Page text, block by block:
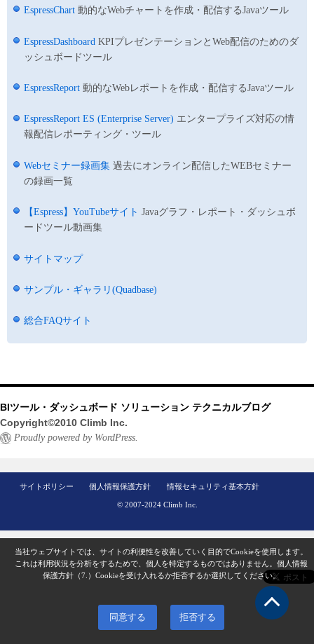
EspressChart 動的なWebチャートを作成・配信するJavaツール
EspressDashboard KPIプレゼンテーションとWeb配信のためのダ
ッシュボードツール
EspressReport 動的なWebレポートを作成・配信するJavaツール
EspressReport ES (Enterprise Server) エンタープライズ対応の情
報配信レポーティング・ツール
Webセミナー録画集 過去にオンライン配信したWEBセミナー
の録画一覧
【Espress】YouTubeサイト Javaグラフ・レポート・ダッシュボ
ードツール動画集
サイトマップ
サンプル・ギャラリ(Quadbase)
総合FAQサイト
BIツール・ダッシュボード ソリューション テクニカルブログ
Copyright©2010 Climb Inc.
Proudly powered by WordPress.
サイトポリシー 個人情報保護方針 情報セキュリティ基本方針
© 2007-2024 Climb Inc.
当社ウェブサイトでは、サイトの利便性を改善していく目的でCookieを使用します。
これは利用状況を分析をするためで、個人を特定するものではありません。 個人情報
保護方針（7.） Cookieを受け入れるか拒否するか選択してください。
同意する 拒否する